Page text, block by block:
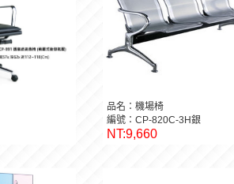
品名：機場椅
編號：CP-820C-3H銀
NT:9,660